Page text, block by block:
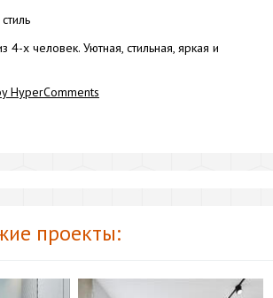
4-х человек. Уютная, стильная, яркая и
HyperComments
проекты: